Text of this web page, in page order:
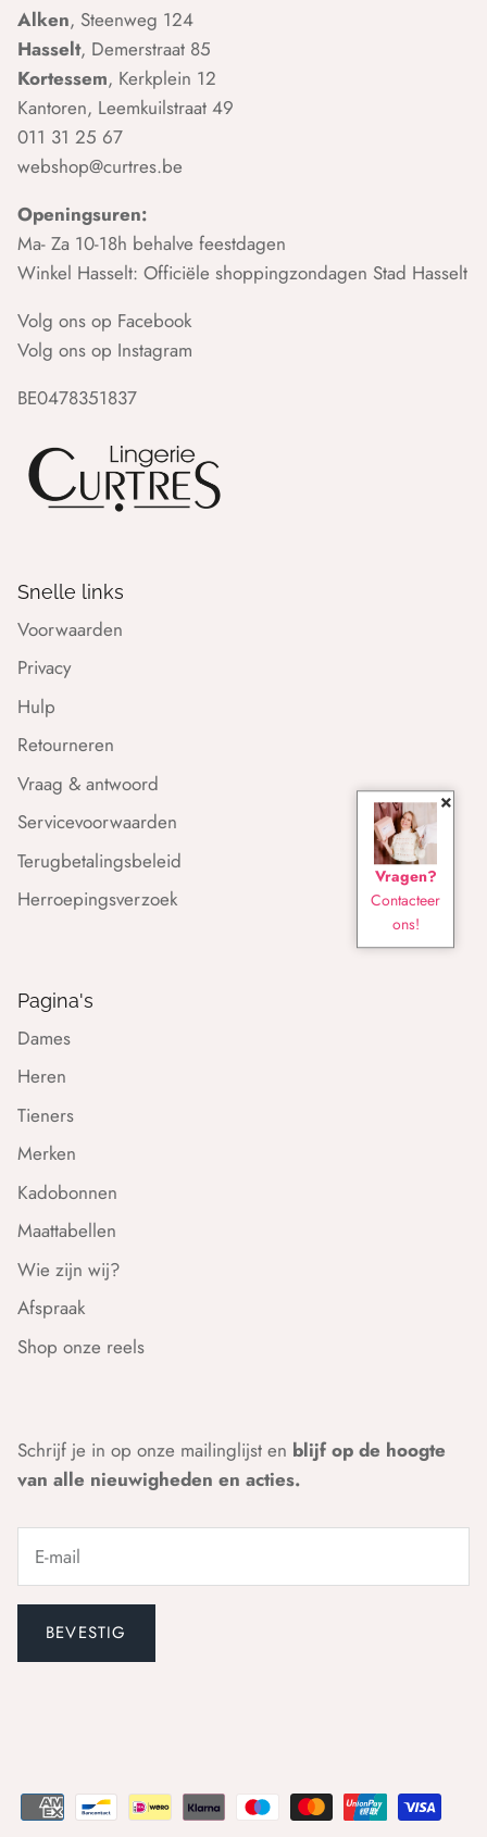
×
Vragen?
Contacteer
ons!
Alken, Steenweg 124
Hasselt, Demerstraat 85
Kortessem, Kerkplein 12
Kantoren, Leemkuilstraat 49
011 31 25 67
webshop@curtres.be
Openingsuren:
Ma- Za 10-18h behalve feestdagen
Winkel Hasselt: Officiële shoppingzondagen Stad Hasselt
Volg ons op Facebook
Volg ons op Instagram
BE0478351837
Snelle links
Voorwaarden
Privacy
Hulp
Retourneren
Vraag & antwoord
Servicevoorwaarden
Terugbetalingsbeleid
Herroepingsverzoek
Pagina's
Dames
Heren
Tieners
Merken
Kadobonnen
Maattabellen
Wie zijn wij?
Afspraak
Shop onze reels
Schrijf je in op onze mailinglijst en blijf op de hoogte
van alle nieuwigheden en acties.
BEVESTIG